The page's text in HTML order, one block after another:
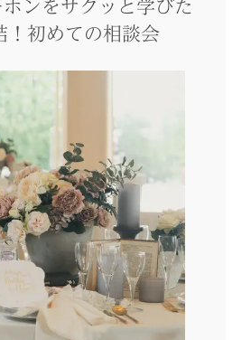
ホンをサクッと学びた
！初めての相談会